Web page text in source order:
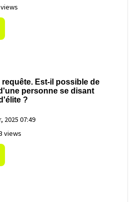
Est-il possible de
personne se disant
?
2025 07:49
views